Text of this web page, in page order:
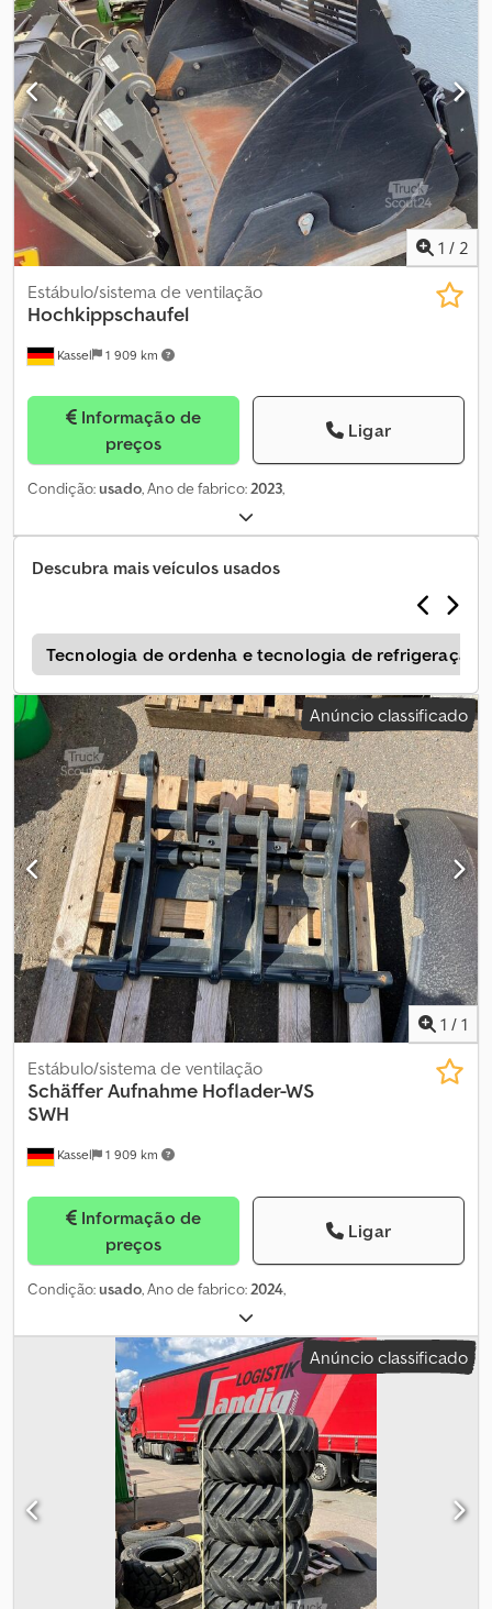
1 / 2
Kassel 1 909 km
Estábulo/sistema de ventilação
Hochkippschaufel
Informação de
preços
Ligar
Condição:usado, Ano de fabrico:2023,
Descubra mais veículos usados
Tecnologia de ordenha e tecnologia de refrigeração
Anúncio classificado
1 / 1
Kassel 1 909 km
Estábulo/sistema de ventilação
SchäfferAufnahme Hoflader-WS
SWH
Informação de
preços
Ligar
Condição:usado, Ano de fabrico: 2024,
Anúncio classificado